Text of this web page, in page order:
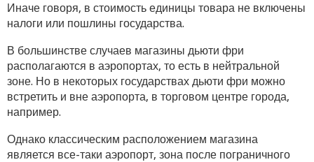
Иначе говоря, в стоимость единицы товара не включены
налоги или пошлины государства.
В большинстве случаев магазины дьюти фри
располагаются в аэропортах, то есть в нейтральной
зоне. Но в некоторых государствах дьюти фри можно
встретить и вне аэропорта, в торговом центре города,
например.
Однако классическим расположением магазина
является все-таки аэропорт, зона после пограничного